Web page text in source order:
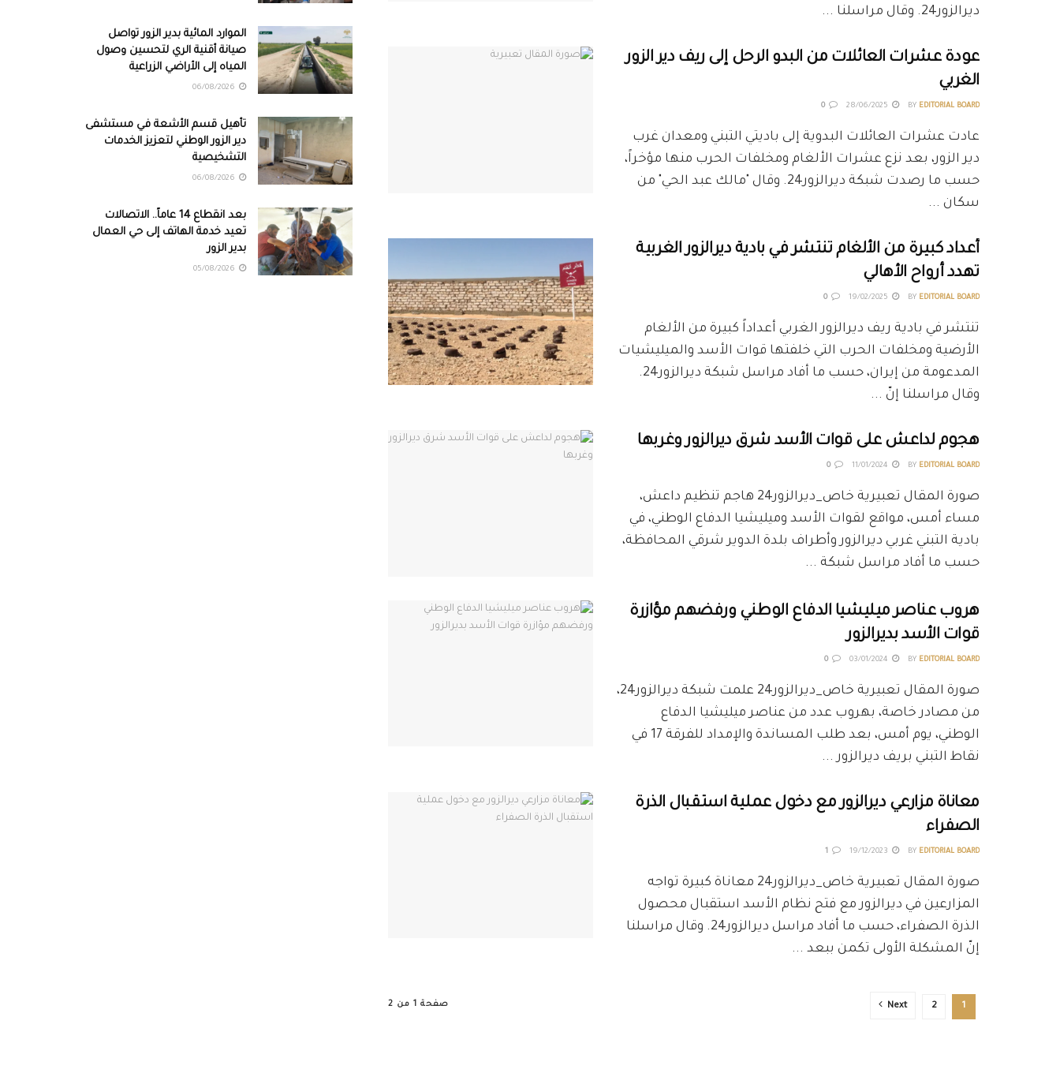
ديرالزور24. وقال مراسلنا ...
عودة عشرات العائلات من البدو الرحل إلى ريف دير الزور
الغربي
BY EDITORIAL BOARD
0
عادت عشرات العائلات البدوية إلى باديتي التبني ومعدان غرب
دير الزور، بعد نزع عشرات الألغام ومخلفات الحرب منها مؤخراً،
حسب ما رصدت شبكة ديرالزور24. وقال "مالك عبد الحي" من
سكان ...
أعداد كبيرة من الألغام تنتشر في بادية ديرالزور الغربية
تهدد أرواح الأهالي
BY EDITORIAL BOARD
0
تنتشر في بادية ريف ديرالزور الغربي أعداداً كبيرة من الألغام
الأرضية ومخلفات الحرب التي خلفتها قوات الأسد والميليشيات
المدعومة من إيران، حسب ما أفاد مراسل شبكة ديرالزور24.
وقال مراسلنا إنّ ...
هجوم لداعش على قوات الأسد شرق ديرالزور وغربها
BY EDITORIAL BOARD
0
صورة المقال تعبيرية خاص_ديرالزور24 هاجم تنظيم داعش،
مساء أمس، مواقع لقوات الأسد وميليشيا الدفاع الوطني، في
بادية التبني غربي ديرالزور وأطراف بلدة الدوير شرقي المحافظة،
حسب ما أفاد مراسل شبكة ...
هروب عناصر ميليشيا الدفاع الوطني ورفضهم مؤازرة
قوات الأسد بديرالزور
BY EDITORIAL BOARD
0
صورة المقال تعبيرية خاص_ديرالزور24 علمت شبكة ديرالزور24،
من مصادر خاصة، بهروب عدد من عناصر ميليشيا الدفاع
الوطني، يوم أمس، بعد طلب المساندة والإمداد للفرقة 17 في
نقاط التبني بريف ديرالزور ...
معاناة مزارعي ديرالزور مع دخول عملية استقبال الذرة
الصفراء
BY EDITORIAL BOARD
صورة المقال تعبيرية خاص_ديرالزور24 معاناة كبيرة تواجه
المزارعين في ديرالزور مع فتح نظام الأسد استقبال محصول
الذرة الصفراء، حسب ما أفاد مراسل ديرالزور24. وقال مراسلنا
إنّ المشكلة الأولى تكمن ببعد ...
صفحة 1 من 2 1
2
Next
الموارد المائية بدير الزور تواصل
صيانة أقنية الري لتحسين وصول
المياه إلى الأراضي الزراعية
تأهيل قسم الأشعة في مستشفى
دير الزور الوطني لتعزيز الخدمات
التشخيصية
بعد انقطاع 14 عاماً.. الاتصالات
تعيد خدمة الهاتف إلى حي العمال
بدير الزور